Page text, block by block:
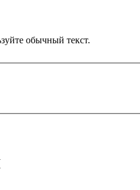
обычный текст.